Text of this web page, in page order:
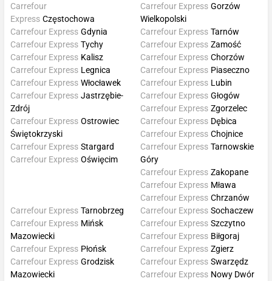
Carrefour
Express Częstochowa
Carrefour Express Gdynia
Carrefour Express Gorzów
Wielkopolski
Carrefour Express Tarnów
Carrefour Express Tychy
Carrefour Express Kalisz
Carrefour Express Legnica
Carrefour Express Włocławek
Carrefour Express Zamość
Carrefour Express Chorzów
Carrefour Express Piaseczno
Carrefour Express Lubin
Carrefour Express Jastrzębie-
Zdrój
Carrefour Express Ostrowiec
Świętokrzyski
Carrefour Express Stargard
Carrefour Express Oświęcim
Carrefour Express Głogów
Carrefour Express Zgorzelec
Carrefour Express Dębica
Carrefour Express Chojnice
Carrefour Express Tarnowskie
Góry
Carrefour Express Zakopane
Carrefour Express Mława
Carrefour Express Chrzanów
Carrefour Express Tarnobrzeg
Carrefour Express Mińsk
Mazowiecki
Carrefour Express Płońsk
Carrefour Express Grodzisk
Mazowiecki
Carrefour Express Sochaczew
Carrefour Express Szczytno
Carrefour Express Biłgoraj
Carrefour Express Zgierz
Carrefour Express Swarzędz
Carrefour Express Nowy Dwór